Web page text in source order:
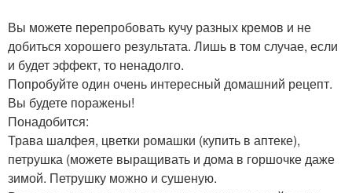
Вы можете перепробовать кучу разных кремов и не
добиться хорошего результата. Лишь в том случае, если
и будет эффект, то ненадолго.
Попробуйте один очень интересный домашний рецепт.
Вы будете поражены!
Понадобится:
Трава шалфея, цветки ромашки (купить в аптеке),
петрушка (можете выращивать и дома в горшочке даже
зимой. Петрушку можно и сушеную.